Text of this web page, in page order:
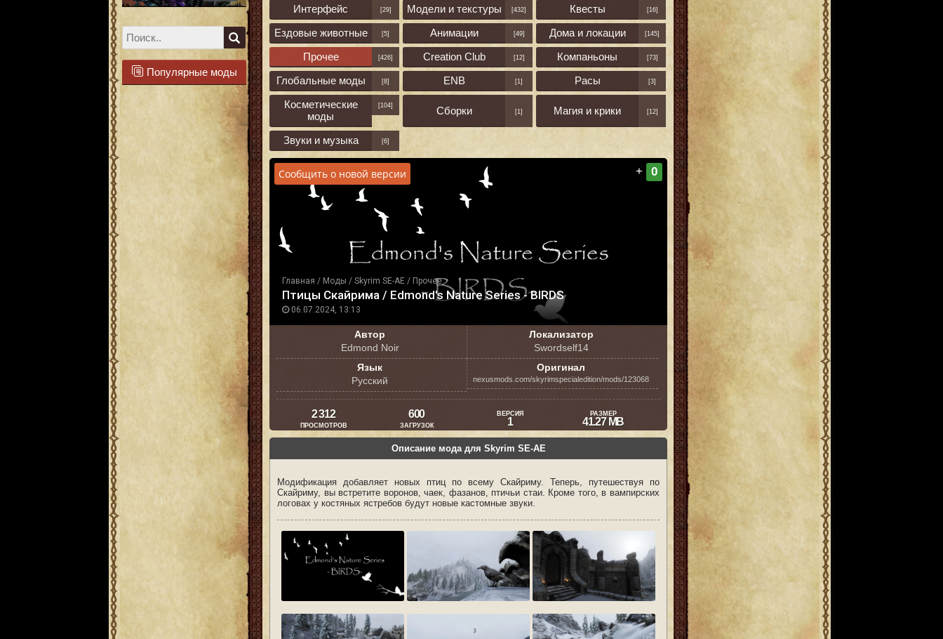
Популярные моды
Интерфейс [29] Модели и текстуры [432] Квесты [16]
Ездовые животные [5] Анимации [49] Дома и локации [145]
Прочее [426] Creation Club [12] Компаньоны [73]
Глобальные моды [8] ENB [1] Расы [3]
Косметические
моды
[104] Сборки [1] Магия и крики [12]
Звуки и музыка [6]
Главная / Моды / Skyrim SE-AE / Прочее
06.07.2024, 13:13
Птицы Скайрима / Edmond's Nature Series - BIRDS
Сообщить о новой версии + 0
Автор
Edmond Noir
Локализатор
Swordself14
Язык
Русский
Оригинал
nexusmods.com/skyrimspecialedition/mods/123068
2 312
ПРОСМОТРОВ
600
ЗАГРУЗОК
ВЕРСИЯ
1
РАЗМЕР
41.27 MB
Описание мода для Skyrim SE-AE
Модификация добавляет новых птиц по всему Скайриму. Теперь, путешествуя по
Скайриму, вы встретите воронов, чаек, фазанов, птичьи стаи. Кроме того, в вампирских
логовах у костяных ястребов будут новые кастомные звуки.